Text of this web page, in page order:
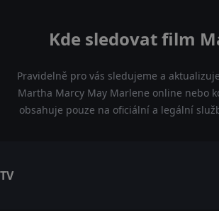
Kde sledovat film
Pravidelně pro vás sledujeme a
Martha Marcy May Marlene online nebo
obsahuje pouze na oficiální a legální